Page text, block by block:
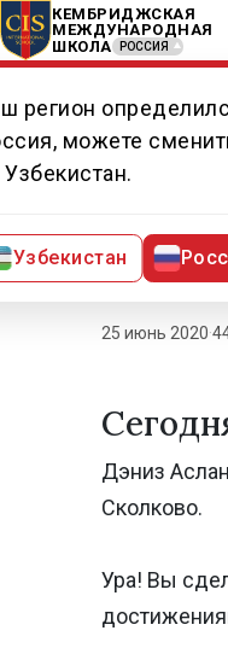
КЕМБРИДЖСКАЯ
МЕЖДУНАРОДНАЯ
ШКОЛА
РОССИЯ
регион
можете
Узбекистан.
Узбекистан
Главная
25 июнь 2020·
Дэниз
Сколково.
Ура! Вы